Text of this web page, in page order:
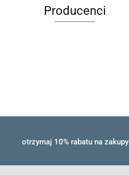
Producenci
otrzymaj 10% rabatu na zakupy